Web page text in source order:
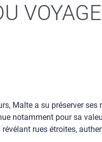
VOYAGE
Malte a su préserver
notamment pour sa
rues étroites,